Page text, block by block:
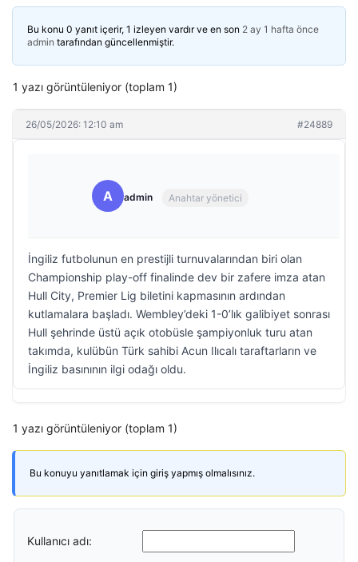
Bu konu 0 yanıt içerir, 1 izleyen vardır ve en son 2 ay 1 hafta önce
admin tarafından güncellenmiştir.
1 yazı görüntüleniyor (toplam 1)
26/05/2026: 12:10 am #24889
A admin Anahtar yönetici
İngiliz futbolunun en prestijli turnuvalarından biri olan
Championship play-off finalinde dev bir zafere imza atan
Hull City, Premier Lig biletini kapmasının ardından
kutlamalara başladı. Wembley’deki 1-0’lık galibiyet sonrası
Hull şehrinde üstü açık otobüsle şampiyonluk turu atan
takımda, kulübün Türk sahibi Acun Ilıcalı taraftarların ve
İngiliz basınının ilgi odağı oldu.
1 yazı görüntüleniyor (toplam 1)
Bu konuyu yanıtlamak için giriş yapmış olmalısınız.
Kullanıcı adı: